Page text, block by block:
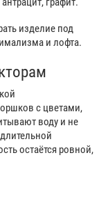
изделие под
и лофта.
с цветами,
воду и не
остаётся ровной,